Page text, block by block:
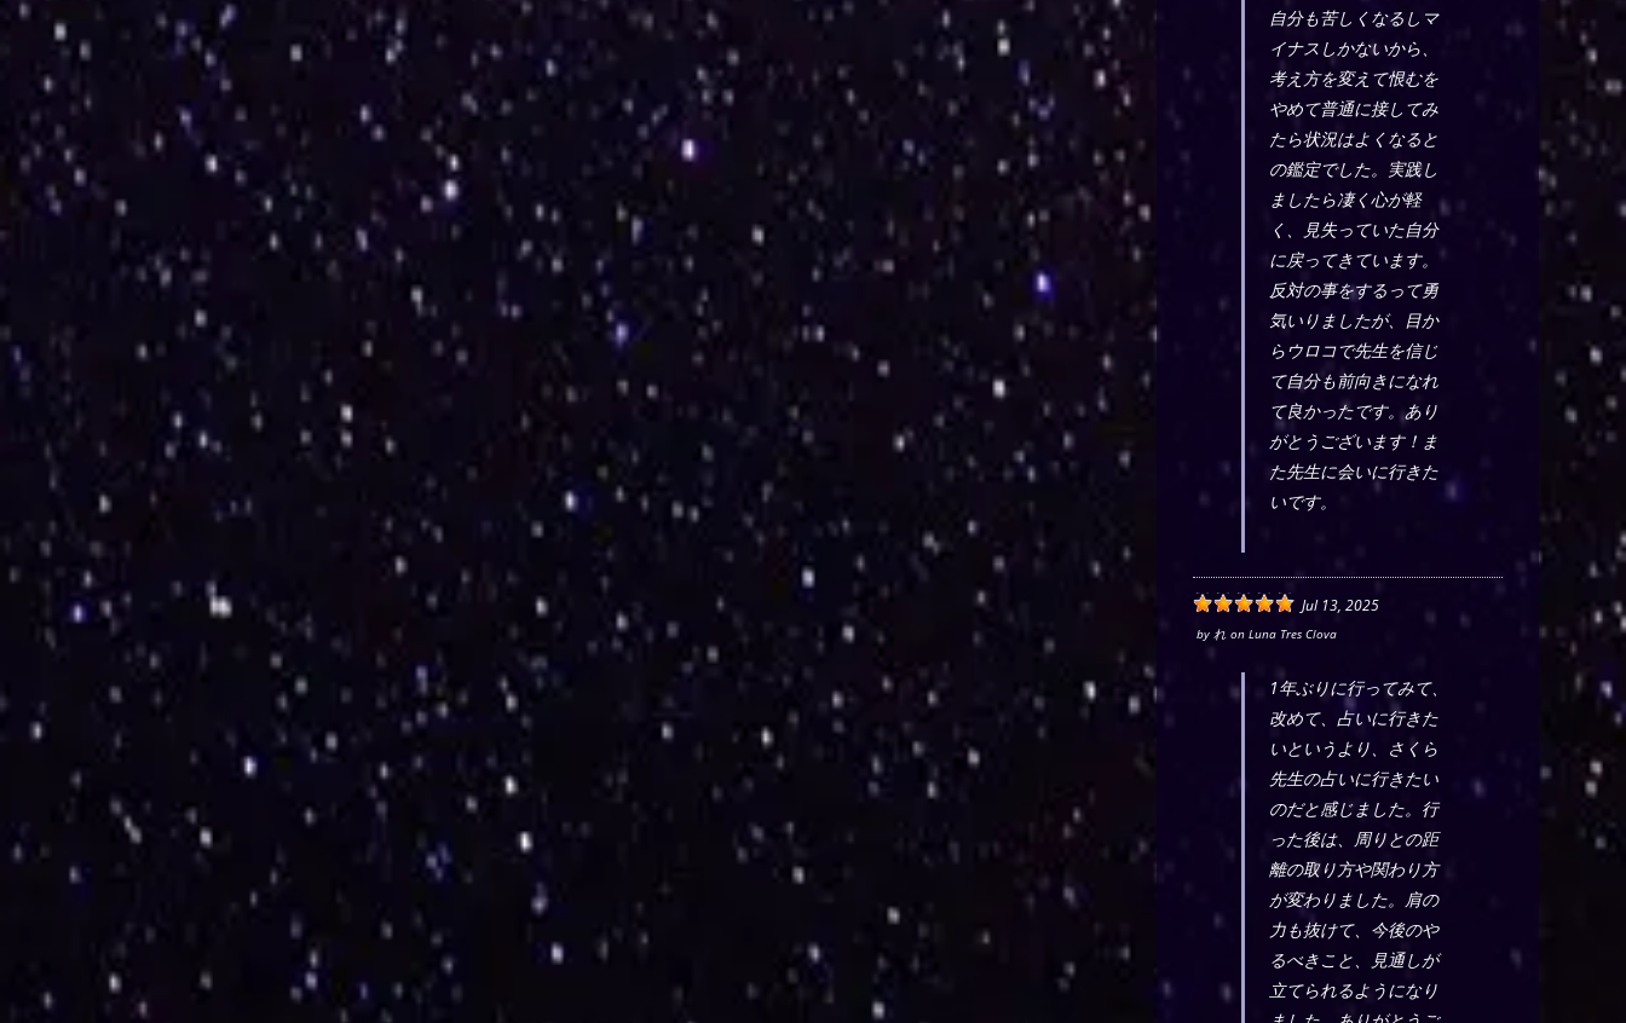
自分も苦しくなるしマ
イナスしかないから、
考え方を変えて恨むを
やめて普通に接してみ
たら状況はよくなると
の鑑定でした。実践し
ましたら凄く心が軽
く、見失っていた自分
に戻ってきています。
反対の事をするって勇
気いりましたが、目か
らウロコで先生を信じ
て自分も前向きになれ
て良かったです。あり
がとうございます！ま
た先生に会いに行きた
いです。
Jul 13, 2025
by れ on Luna Tres Clova
1年ぶりに行ってみて、
改めて、占いに行きた
いというより、さくら
先生の占いに行きたい
のだと感じました。行
った後は、周りとの距
離の取り方や関わり方
が変わりました。肩の
力も抜けて、今後のや
るべきこと、見通しが
立てられるようになり